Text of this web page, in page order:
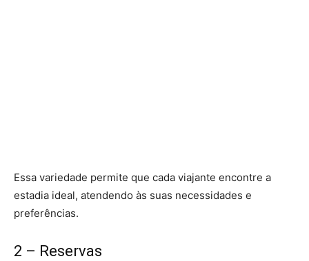
Essa variedade permite que cada viajante encontre a
estadia ideal, atendendo às suas necessidades e
preferências.
2 – Reservas